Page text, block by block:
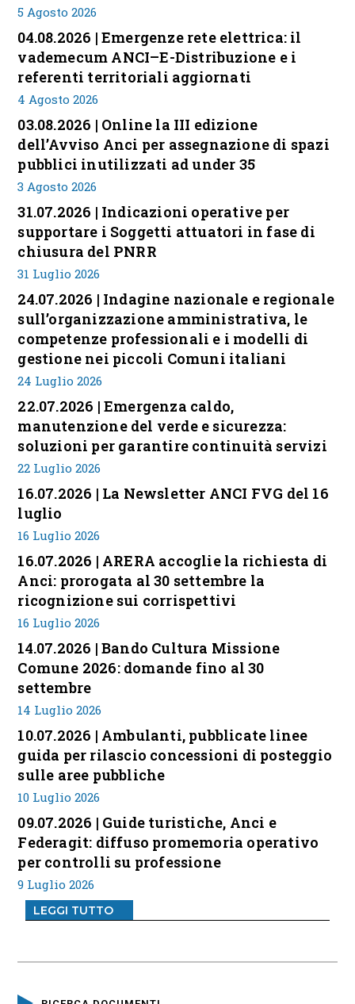
5 Agosto 2026
04.08.2026 | Emergenze rete elettrica: il
vademecum ANCI–E-Distribuzione e i
referenti territoriali aggiornati
4 Agosto 2026
03.08.2026 | Online la III edizione
dell’Avviso Anci per assegnazione di spazi
pubblici inutilizzati ad under 35
3 Agosto 2026
31.07.2026 | Indicazioni operative per
supportare i Soggetti attuatori in fase di
chiusura del PNRR
31 Luglio 2026
24.07.2026 | Indagine nazionale e regionale
sull’organizzazione amministrativa, le
competenze professionali e i modelli di
gestione nei piccoli Comuni italiani
24 Luglio 2026
22.07.2026 | Emergenza caldo,
manutenzione del verde e sicurezza:
soluzioni per garantire continuità servizi
22 Luglio 2026
16.07.2026 | La Newsletter ANCI FVG del 16
luglio
16 Luglio 2026
16.07.2026 | ARERA accoglie la richiesta di
Anci: prorogata al 30 settembre la
ricognizione sui corrispettivi
16 Luglio 2026
14.07.2026 | Bando Cultura Missione
Comune 2026: domande fino al 30
settembre
14 Luglio 2026
10.07.2026 | Ambulanti, pubblicate linee
guida per rilascio concessioni di posteggio
sulle aree pubbliche
10 Luglio 2026
09.07.2026 | Guide turistiche, Anci e
Federagit: diffuso promemoria operativo
per controlli su professione
9 Luglio 2026
LEGGI TUTTO